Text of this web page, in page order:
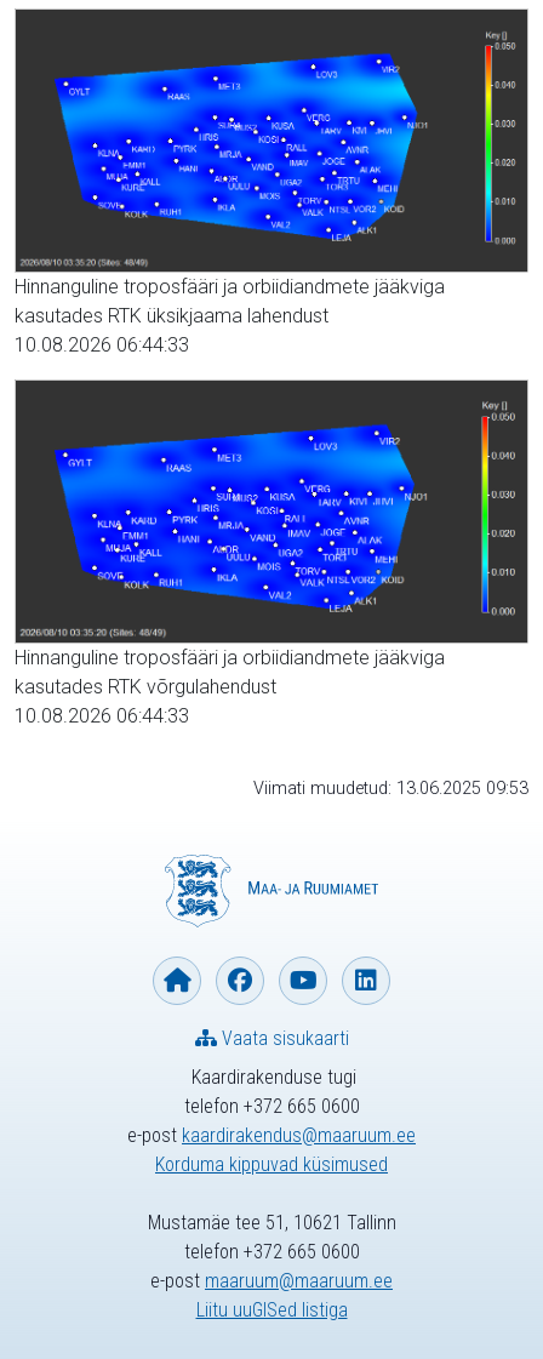
Hinnanguline troposfääri ja orbiidiandmete jääkviga
kasutades RTK üksikjaama lahendust
10.08.2026 06:44:33
Hinnanguline troposfääri ja orbiidiandmete jääkviga
kasutades RTK võrgulahendust
10.08.2026 06:44:33
Viimati muudetud: 13.06.2025 09:53
Kaardirakenduse tugi
telefon +372 665 0600
e-post kaardirakendus@maaruum.ee
Korduma kippuvad küsimused
Vaata sisukaarti
Mustamäe tee 51, 10621 Tallinn
telefon +372 665 0600
e-post maaruum@maaruum.ee
Liitu uuGISed listiga